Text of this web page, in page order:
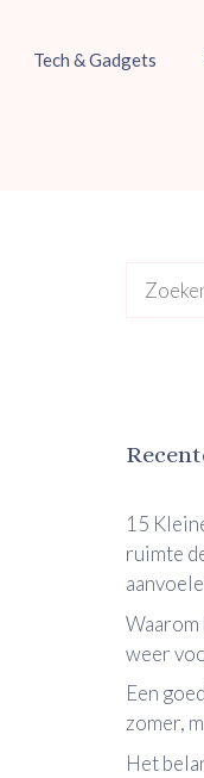
Tech & Gadgets
naar:
15
ruimte
Waarom
weer
Een
zomer,
Het